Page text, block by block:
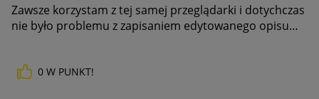
Zawsze korzystam z tej samej przeglądarki i dotychczas
nie było problemu z zapisaniem edytowanego opisu…
0 W PUNKT!